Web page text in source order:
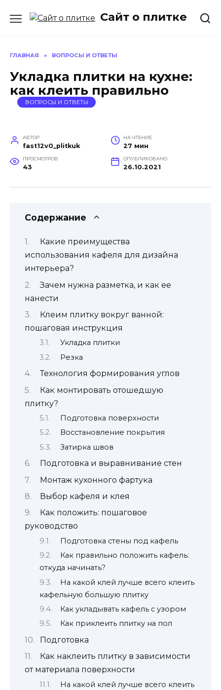
Сайт о плитке
ГЛАВНАЯ » ВОПРОСЫ И ОТВЕТЫ
Укладка плитки на кухне:
как клеить правильно
ВОПРОСЫ И ОТВЕТЫ
АВТОР
fast12v0_plitkuk
НА ЧТЕНИЕ
27 мин
ПРОСМОТРОВ
43
ОПУБЛИКОВАНО
26.10.2021
Содержание
Какие преимущества
использования кафеля для дизайна
интерьера?
Зачем нужна разметка, и как ее
нанести
Клеим плитку вокруг ванной:
пошаговая инструкция
Укладка плитки
Резка
Технология формирования углов
Как монтировать отошедшую
плитку?
Подготовка поверхности
Восстановление покрытия
Затирка швов
Подготовка и выравнивание стен
Монтаж кухонного фартука
Выбор кафеля и клея
Как положить: пошаговое
руководство
Подготовка стены под кафель
Как правильно положить кафель:
откуда начинать?
На какой клей лучше всего клеить
кафельную большую плитку
Как укладывать кафель с узором
Как приклеить плитку на пол
Подготовка
Как наклеить плитку в зависимости
от материала поверхности
На какой клей лучше всего клеить